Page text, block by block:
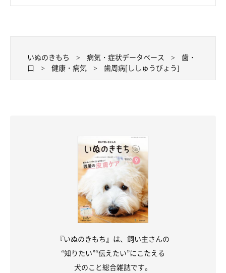
いぬのきもち 病気・症状データベース
歯・
口
健康・病気 歯周病[ししゅうびょう]
『いぬのきもち』は、飼い主さんの
“知りたい”“伝えたい”にこたえる
犬のこと総合雑誌です。